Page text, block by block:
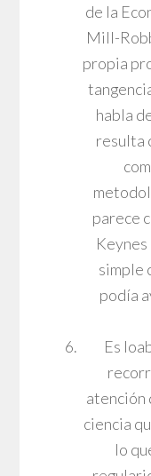
de la
Mill-
propia
habla
resulta
parece
simple
podía
Es
atención
ciencia
lo